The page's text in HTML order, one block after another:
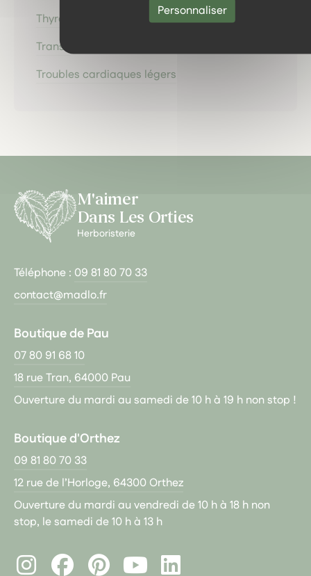
Personnaliser
Thyroïde
Transit
Troubles cardiaques légers
M'aimer
Dans Les Orties
Herboristerie
Téléphone : 09 81 80 70 33
contact@madlo.fr
Boutique de Pau
07 80 91 68 10
18 rue Tran, 64000 Pau
Ouverture du mardi au samedi de 10 h à 19 h non stop !
Boutique d'Orthez
09 81 80 70 33
12 rue de l’Horloge, 64300 Orthez
Ouverture du mardi au vendredi de 10 h à 18 h non
stop, le samedi de 10 h à 13 h
InstagramFacebookPinterest LinkedIn